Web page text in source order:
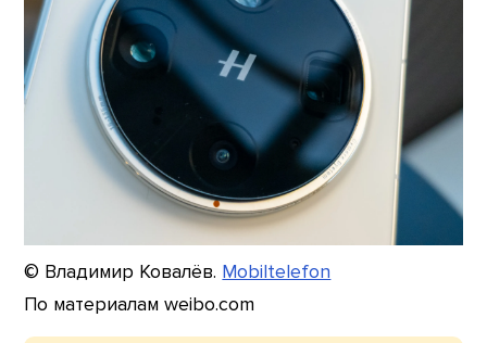
© Владимир Ковалёв. Mobiltelefon
По материалам weibo.com